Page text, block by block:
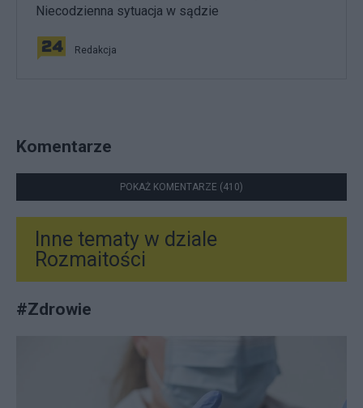
Niecodzienna sytuacja w sądzie
Redakcja
Komentarze
POKAŻ KOMENTARZE (410)
Inne tematy w dziale
Rozmaitości
#Zdrowie